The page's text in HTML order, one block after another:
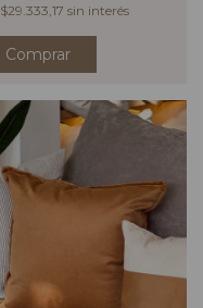
$29.333,17 sin interés
Comprar